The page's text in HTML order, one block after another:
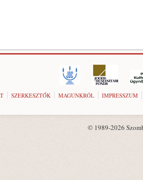
SZERKESZTŐK MAGUNKRÓL IMPRESSZUM
© 1989-2026